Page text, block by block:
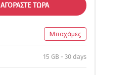
ΑΓΟΡΑΣΤΕ ΤΩΡΑ
Μπαχάμες
15 GB - 30 days